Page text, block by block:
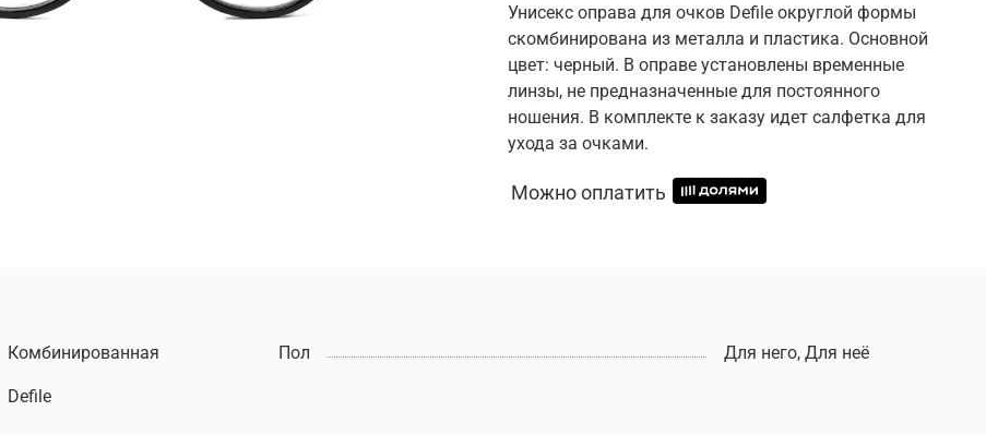
Унисекс оправа для очков Defile округлой формы
скомбинирована из металла и пластика. Основной
цвет: черный. В оправе установлены временные
линзы, не предназначенные для постоянного
ношения. В комплекте к заказу идет салфетка для
ухода за очками.
Можно оплатить
Комбинированная Пол Для него, Для неё
Defile